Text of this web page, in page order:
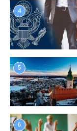
4
5
6